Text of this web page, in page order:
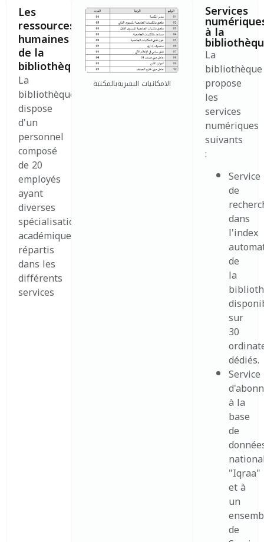
Les
ressources
humaines
de la
bibliothèque
La
bibliothèque
dispose
d'un
personnel
composé
de 20
employés
ayant
diverses
spécialisations
académiques,
répartis
dans les
différents
services
الامكانيات البشريةبالمكتبة
Services
à la
La
bibliothèque
propose
les
services
numériques
suivants
:
Service
de
dans
l'index
de
la
sur
30
dédiés.
Service
à la
base
de
"Iqraa"
et à
un
de